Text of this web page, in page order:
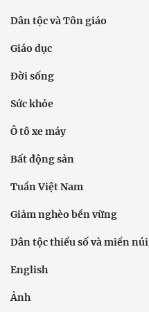
Dân tộc và Tôn giáo
Giáo dục
Đời sống
Sức khỏe
Ô tô xe máy
Bất động sản
Tuần Việt Nam
Giảm nghèo bền vững
Dân tộc thiểu số và miền núi
English
Ảnh